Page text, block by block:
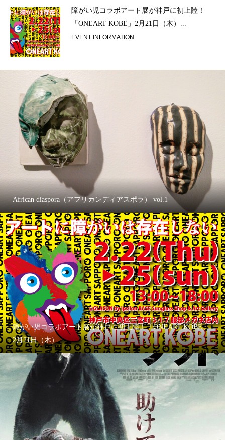
障がい児コラボアート展が神戸に初上陸！
「ONEART KOBE」2月21日（木）...
EVENT INFORMATION
African diaspora（アフリカンディアスポラ） vol.1
障がい児コラボアート展が神戸に初上陸！「ONEART KOBE」
2月21日（木）...